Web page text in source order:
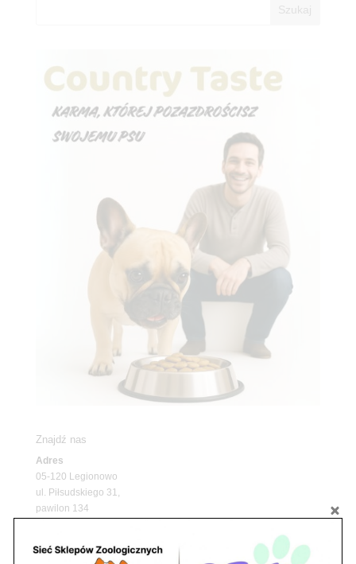
Znajdź nas
Adres
05-120 Legionowo
ul. Piłsudskiego 31,
pawilon 134
Godziny pracy